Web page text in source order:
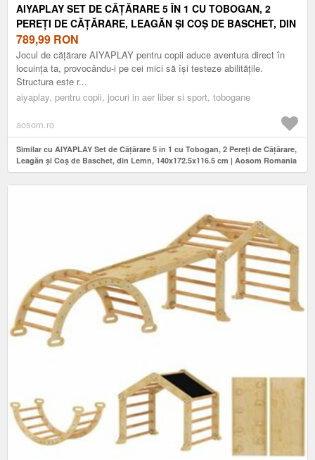
AIYAPLAY SET DE CĂȚĂRARE 5 ÎN 1 CU TOBOGAN, 2
PEREȚI DE CĂȚĂRARE, LEAGĂN ȘI COȘ DE BASCHET, DIN
LEMN, 140X172.5X116.5 CM | AOSOM ROMANIA
789,99 RON
Jocul de cățărare AIYAPLAY pentru copii aduce aventura direct în
locuința ta, provocându-i pe cei mici să își testeze abilitățile.
Structura este r...
aiyaplay, pentru copii, jocuri in aer liber si sport, tobogane
aosom.ro
Similar cu AIYAPLAY Set de Cățărare 5 în 1 cu Tobogan, 2 Pereți de Cățărare,
Leagăn și Coș de Baschet, din Lemn, 140x172.5x116.5 cm | Aosom Romania